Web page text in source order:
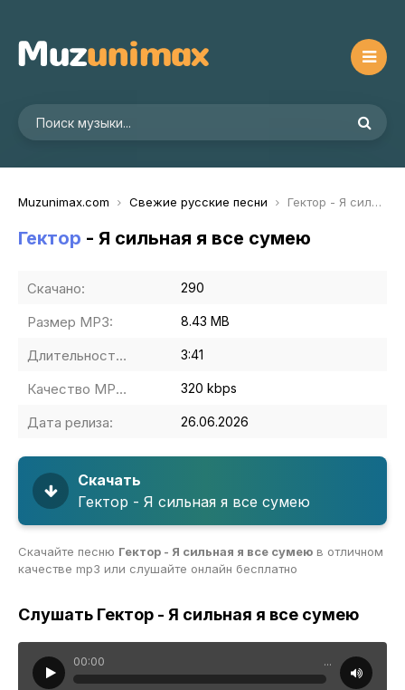
Muzunimax.com Свежие русские песни Гектор - Я сильная я все сумею
Гектор - Я сильная я все сумею
Скачано: 290
Размер MP3: 8.43 MB
Длительность MP3: 3:41
Качество MP3: 320 kbps
Дата релиза: 26.06.2026
Скачать
Гектор - Я сильная я все сумею
Скачайте песню Гектор - Я сильная я все сумею в отличном
качестве mp3 или слушайте онлайн бесплатно
Слушать Гектор - Я сильная я все сумею
00:00 ...